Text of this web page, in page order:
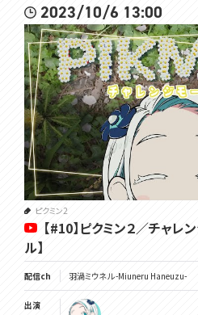
2023/10/6 13:00
ピクミン2
【#10】ピクミン２／チャレ
ル】
配信ch 羽渦ミウネル -Miuneru Haneuzu-
出演